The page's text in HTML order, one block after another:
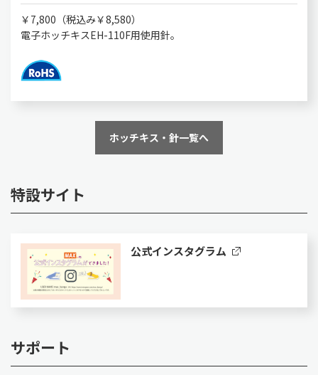
￥7,800（税込み￥8,580）
電子ホッチキスEH-110F用使用針。
ホッチキス・針一覧へ
特設サイト
公式インスタグラム
サポート